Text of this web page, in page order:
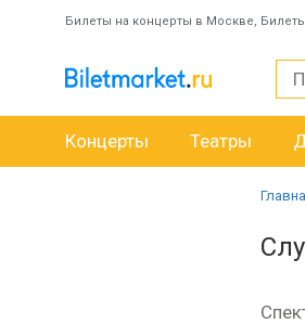
Билеты на концерты в Москве,
Концерты Театры